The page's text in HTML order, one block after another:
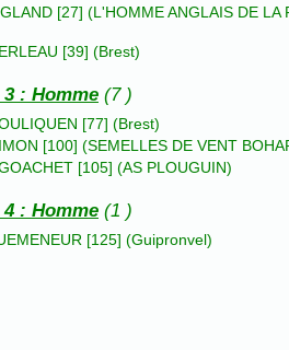
[27] (L'HOMME ANGLAIS DE LA
[39] (Brest)
3 : Homme (7 )
[77] (Brest)
[100] (SEMELLES DE VENT
[105] (AS PLOUGUIN)
4 : Homme (1 )
[125] (Guipronvel)